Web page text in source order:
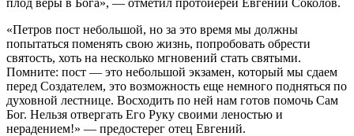
«Петров пост небольшой, но за это время мы должны
попытаться поменять свою жизнь, попробовать обрести
святость, хоть на несколько мгновений стать святыми.
Помните: пост — это небольшой экзамен, который мы сдаем
перед Создателем, это возможность еще немного подняться по
духовной лестнице. Восходить по ней нам готов помочь Сам
Бог. Нельзя отвергать Его Руку своими леностью и
нерадением!» — предостерег отец Евгений.